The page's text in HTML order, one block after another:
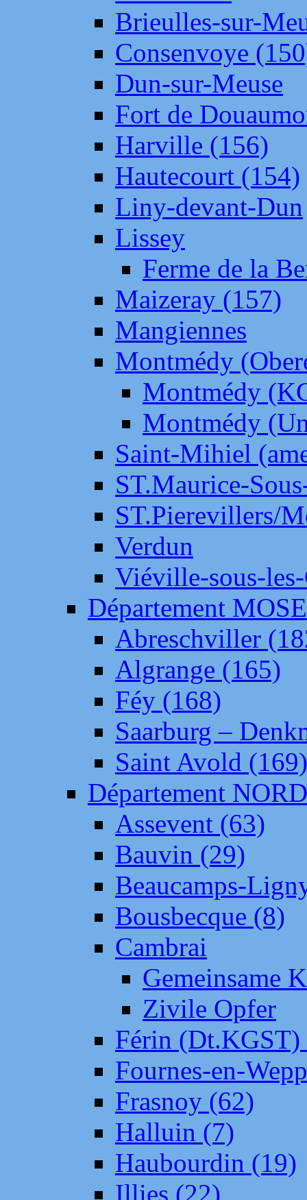
Brieulles-sur-
Consenvoye
Dun-sur-Meuse
Fort de
Harville (156)
Hautecourt (154)
Liny-devant-Dun
Lissey
Ferme de la
Maizeray (157)
Mangiennes
Montmédy
Montmédy
Montmédy
Saint-Mihiel
ST.Maurice-
ST.Pierevillers/
Verdun
Viéville-sous-
Département
Abreschviller
Algrange (165)
Féy (168)
Saarburg –
Saint Avold (169)
Département NORD
Assevent (63)
Bauvin (29)
Beaucamps-
Bousbecque (8)
Cambrai
Gemeinsame
Zivile Opfer
Férin (Dt.KGST)
Fournes-en-
Frasnoy (62)
Halluin (7)
Haubourdin (19)
Illies (22)